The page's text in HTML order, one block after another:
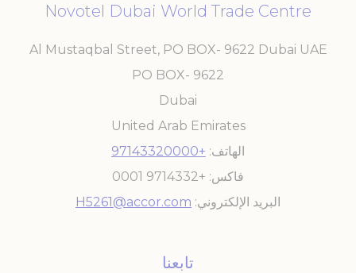
Novotel Dubai World Trade Centre
Al Mustaqbal Street, PO BOX- 9622 Dubai UAE
PO BOX- 9622
Dubai
United Arab Emirates
الهاتف +97143320000
فاكس +9714332 0001
البريد الإلكتروني H5261@accor.com
تابعنا